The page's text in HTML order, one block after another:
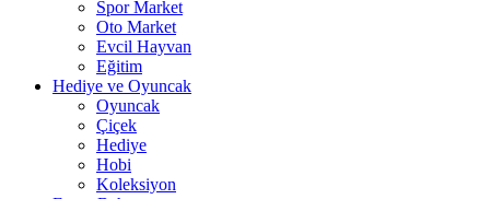
Spor Market
Oto Market
Evcil Hayvan
Eğitim
Hediye ve Oyuncak
Oyuncak
Çiçek
Hediye
Hobi
Koleksiyon